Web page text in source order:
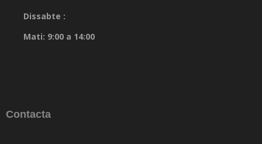
Dissabte :
Mati: 9:00 a 14:00
Contacta